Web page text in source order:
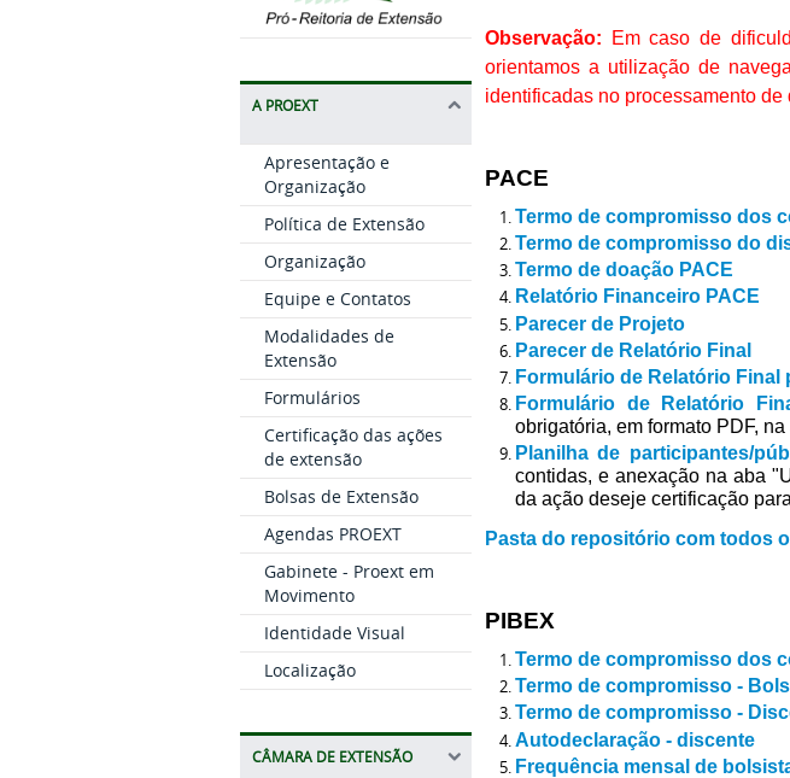
A PROEXT
Apresentação e
Organização
Política de Extensão
Organização
Equipe e Contatos
Modalidades de
Extensão
Formulários
Certificação das ações
de extensão
Bolsas de Extensão
Agendas PROEXT
Gabinete - Proext em
Movimento
Identidade Visual
Localização
CÂMARA DE EXTENSÃO
Observação: Em caso de
orientamos a utilização de
identificadas no processamento
PACE
Termo de compromisso dos
Termo de compromisso do
Termo de doação PACE
Relatório Financeiro PACE
Parecer de Projeto
Parecer de Relatório Final
Formulário de Relatório
Formulário de Relatório
obrigatória, em formato PDF,
Planilha de participantes/
contidas, e anexação na aba
da ação deseje certificação
Pasta do repositório com todos
PIBEX
Termo de compromisso dos
Termo de compromisso -
Termo de compromisso -
Autodeclaração - discente
Frequência mensal de